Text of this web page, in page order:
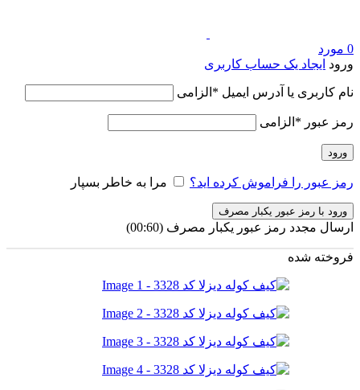
0 مورد
ورود ایجاد یک حساب کاربری
نام کاربری یا آدرس ایمیل * الزامی
رمز عبور * الزامی
ورود
رمز عبور را فراموش کرده اید؟ مرا به خاطر بسپار
ورود با رمز عبور یکبار مصرف
ارسال مجدد رمز عبور یکبار مصرف (00:
60
)
فروخته شده